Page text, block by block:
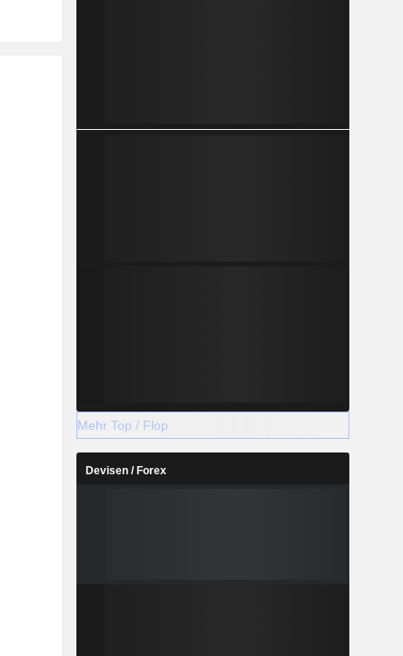
Mehr Top / Flop
Devisen / Forex